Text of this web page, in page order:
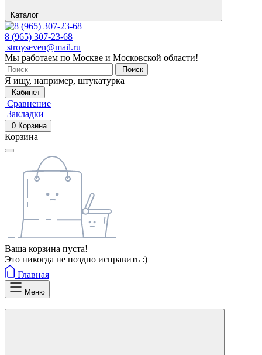
Каталог
8 (965) 307-23-68
stroyseven@mail.ru
Мы работаем по Москве и Московской области!
Поиск
Я ищу, например, штукатурка
Кабинет
Сравнение
Закладки
0 Корзина
Корзина
Ваша корзина пуста!
Это никогда не поздно исправить :)
Главная
Меню